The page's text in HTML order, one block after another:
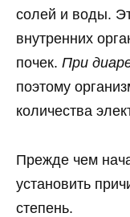
солей и воды.
внутренних
почек. При
поэтому
количества
Прежде чем
установить
степень.